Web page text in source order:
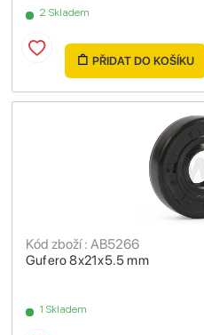
2 Skladem
PŘIDAT DO KOŠÍKU
Gufero 8x21x5.5 mm
Kód zboží : AB5266
1 Skladem